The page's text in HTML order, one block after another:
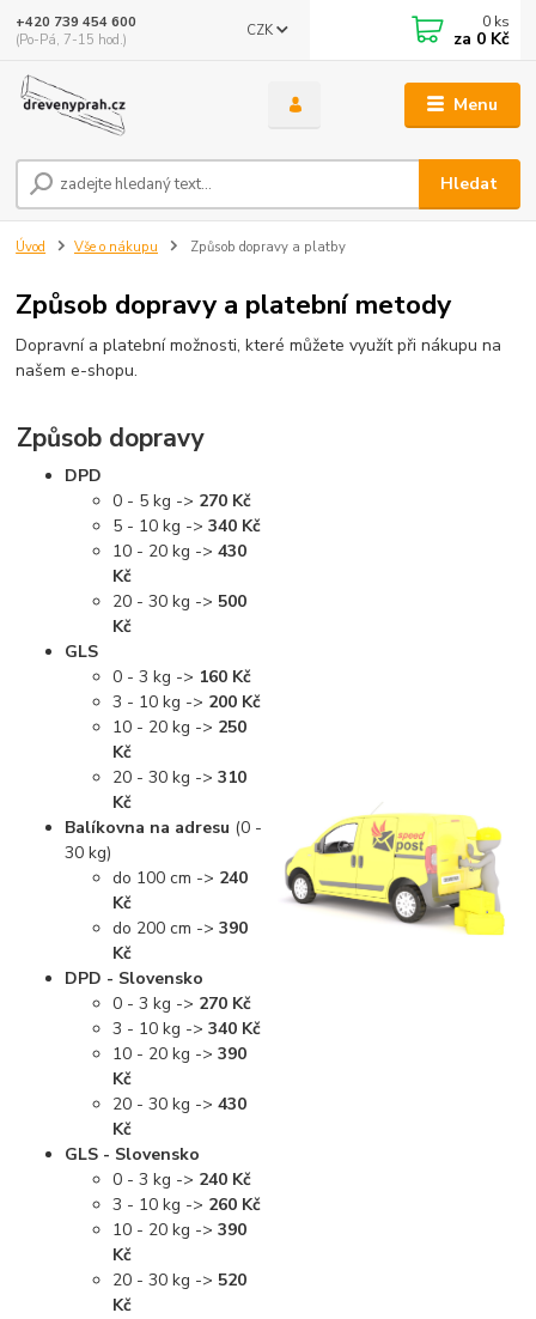
Menu
CZK
Hledat
+420 739 454 600
(Po-Pá, 7-15 hod.)
0 ks
za 0 Kč
Úvod Vše o nákupu Způsob dopravy a platby
Způsob dopravy a platební metody
Dopravní a platební možnosti, které můžete využít při nákupu na
našem e-shopu.
Způsob dopravy
DPD
0 - 5 kg -> 270 Kč
5 - 10 kg ->340 Kč
10 - 20 kg ->430
Kč
20 - 30 kg -> 500
Kč
GLS
0 - 3 kg -> 160 Kč
3 - 10 kg -> 200 Kč
10 - 20 kg -> 250
Kč
20 - 30 kg ->310
Kč
Balíkovna na adresu (0 -
30 kg)
do 100 cm -> 240
Kč
do 200 cm ->390
Kč
DPD - Slovensko
0 - 3 kg -> 270 Kč
3 - 10 kg ->340 Kč
10 - 20 kg ->390
Kč
20 - 30 kg ->430
Kč
GLS - Slovensko
0 - 3 kg -> 240 Kč
3 - 10 kg -> 260 Kč
10 - 20 kg ->390
Kč
20 - 30 kg -> 520
Kč